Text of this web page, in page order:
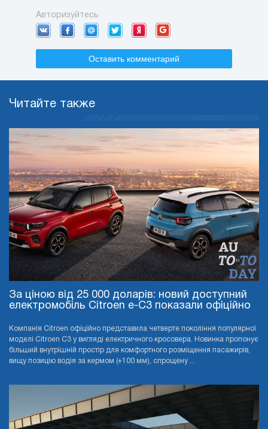
Авторизуйтесь
Оставить комментарий
Читайте также
За ціною від 25 000 доларів: новий доступний
електромобіль Citroen e-C3 показали офіційно
Компанія Citroen офіційно представила четверте покоління популярної
моделі Citroen C3 у вигляді електричного кросовера. Новинка пропонує
більший внутрішній простір для комфортного розміщення пасажирів,
вищу позицію водія за кермом (+100 мм), спрощену ...